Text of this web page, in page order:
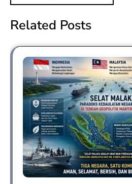
Related Posts